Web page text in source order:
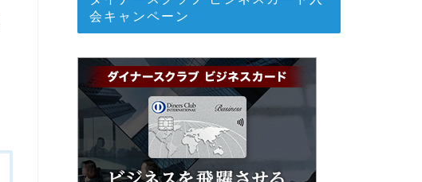
会キャンペーン